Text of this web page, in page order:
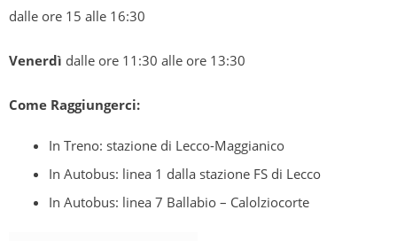
dalle ore 15 alle 16:30
Venerdì dalle ore 11:30 alle ore 13:30
Come Raggiungerci:
In Treno: stazione di Lecco-Maggianico
In Autobus: linea 1 dalla stazione FS di Lecco
In Autobus: linea 7 Ballabio – Calolziocorte